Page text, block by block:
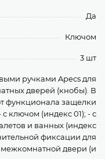
Да
Ключом
3 шт
ручками Apecs для
дверей (кнобы). В
функционала защелки
ключом (индекс 01); - с
и ванных (индекс
фиксации для
межкомнатной двери (и